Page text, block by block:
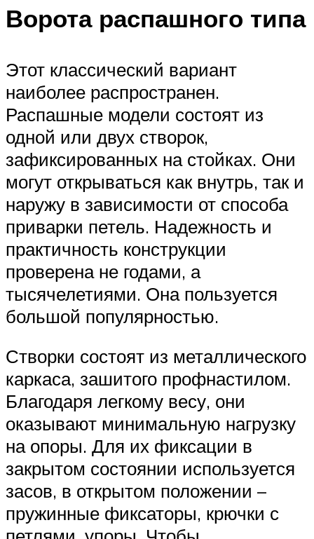
Ворота распашного типа
Этот классический вариант
наиболее распространен.
Распашные модели состоят из
одной или двух створок,
зафиксированных на стойках. Они
могут открываться как внутрь, так и
наружу в зависимости от способа
приварки петель. Надежность и
практичность конструкции
проверена не годами, а
тысячелетиями. Она пользуется
большой популярностью.
Створки состоят из металлического
каркаса, зашитого профнастилом.
Благодаря легкому весу, они
оказывают минимальную нагрузку
на опоры. Для их фиксации в
закрытом состоянии используется
засов, в открытом положении –
пружинные фиксаторы, крючки с